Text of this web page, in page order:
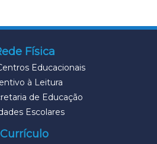
Física
Educacionais
à Leitura
de Educação
Escolares
Currículo